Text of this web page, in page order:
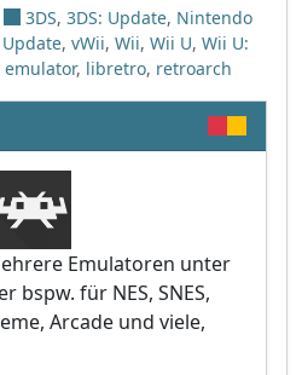
3DS, 3DS: Update, Nintendo
, vWii, Wii, Wii U, Wii U:
emulator, libretro, retroarch
Emulatoren unter
bspw. für NES, SNES,
Arcade und viele,